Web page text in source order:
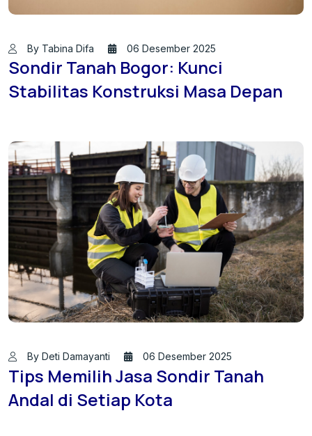
By Tabina Difa 06 Desember 2025
Sondir Tanah Bogor: Kunci
Stabilitas Konstruksi Masa Depan
By Deti Damayanti 06 Desember 2025
Tips Memilih Jasa Sondir Tanah
Andal di Setiap Kota